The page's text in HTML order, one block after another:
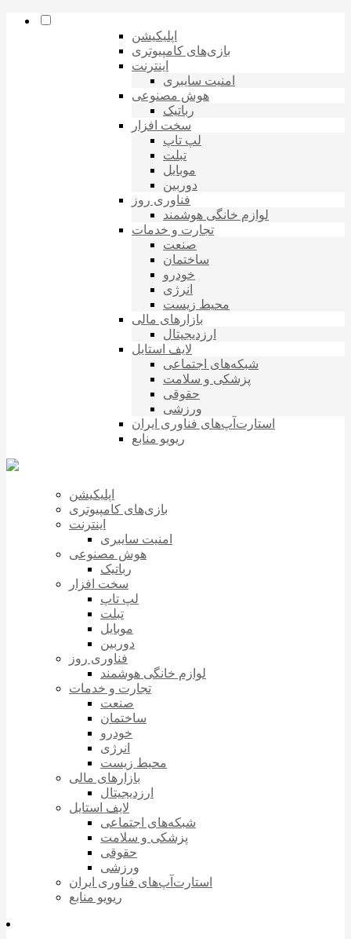
اپلیکیشن
بازی‌های کامپیوتری
اینترنت
امنیت سایبری
هوش مصنوعی
رباتیک
سخت افزار
لپ تاپ
تبلت
موبایل
دوربین
فناوری روز
لوازم خانگی هوشمند
تجارت و خدمات
صنعت
ساختمان
خودرو
انرژی
محیط زیست
بازارهای مالی
ارزدیجیتال
لایف استایل
شبکه‌های اجتماعی
پزشکی و سلامت
حقوقی
ورزشی
استارت‌آپ‌های فناوری ایران
ریویو منابع
اپلیکیشن
بازی‌های کامپیوتری
اینترنت
امنیت سایبری
هوش مصنوعی
رباتیک
سخت افزار
لپ تاپ
تبلت
موبایل
دوربین
فناوری روز
لوازم خانگی هوشمند
تجارت و خدمات
صنعت
ساختمان
خودرو
انرژی
محیط زیست
بازارهای مالی
ارزدیجیتال
لایف استایل
شبکه‌های اجتماعی
پزشکی و سلامت
حقوقی
ورزشی
استارت‌آپ‌های فناوری ایران
ریویو منابع